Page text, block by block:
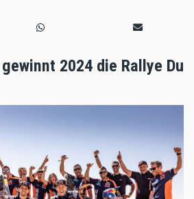
2024 die Rallye Du